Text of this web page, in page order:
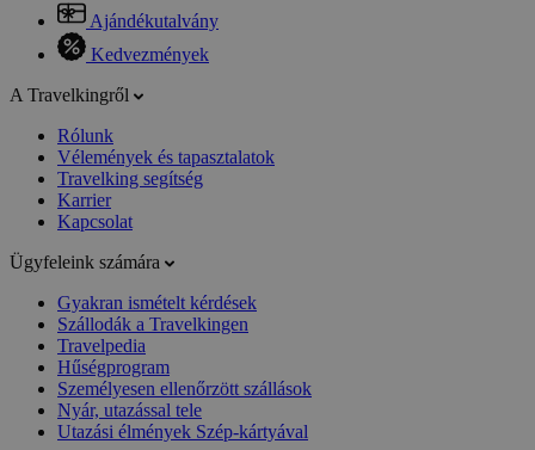
Ajándékutalvány
Kedvezmények
A Travelkingről
Rólunk
Vélemények és tapasztalatok
Travelking segítség
Karrier
Kapcsolat
Ügyfeleink számára
Gyakran ismételt kérdések
Szállodák a Travelkingen
Travelpedia
Hűségprogram
Személyesen ellenőrzött szállások
Nyár, utazással tele
Utazási élmények Szép-kártyával